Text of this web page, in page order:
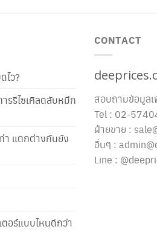
ไว?
รรีไซเคิลตลับหมึก
า แตกต่างกันยัง
อร์แบบไหนดีกว่า
CONTACT
สอบถามข้อมูล
Tel : 02-
ฝ่ายขาย :
อื่นๆ :
Line :